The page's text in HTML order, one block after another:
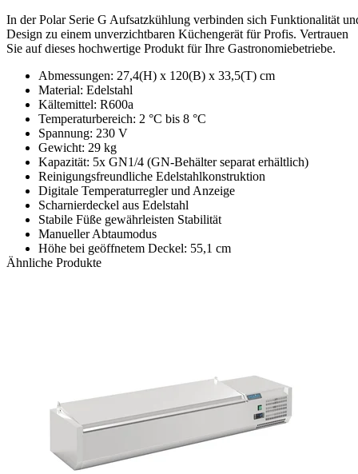
In der Polar Serie G Aufsatzkühlung verbinden sich Funktionalität
Design zu einem unverzichtbaren Küchengerät für Profis. Vertrauen
Sie auf dieses hochwertige Produkt für Ihre Gastronomiebetriebe.
Abmessungen: 27,4(H) x 120(B) x 33,5(T) cm
Material: Edelstahl
Kältemittel: R600a
Temperaturbereich: 2 °C bis 8 °C
Spannung: 230 V
Gewicht: 29 kg
Kapazität: 5x GN1/4 (GN-Behälter separat erhältlich)
Reinigungsfreundliche Edelstahlkonstruktion
Digitale Temperaturregler und Anzeige
Scharnierdeckel aus Edelstahl
Stabile Füße gewährleisten Stabilität
Manueller Abtaumodus
Höhe bei geöffnetem Deckel: 55,1 cm
Ähnliche Produkte